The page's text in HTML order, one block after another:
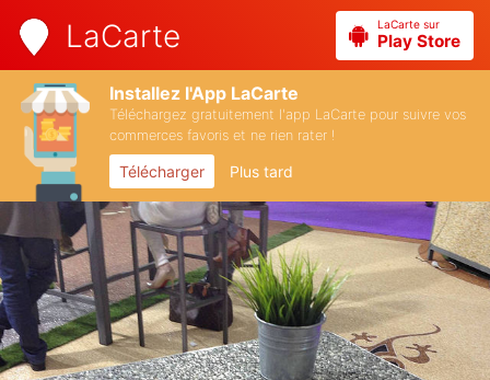
LaCarte LaCarte sur
Play Store
Installez l'App LaCarte
Téléchargez gratuitement l'app LaCarte pour suivre vos
commerces favoris et ne rien rater !
Télécharger Plus tard